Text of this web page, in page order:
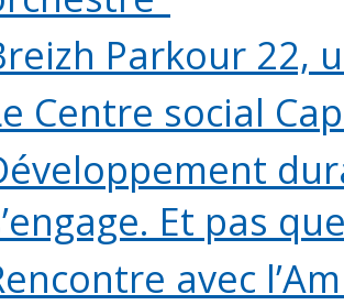
Parkour 22,
Centre social
Et pas
avec